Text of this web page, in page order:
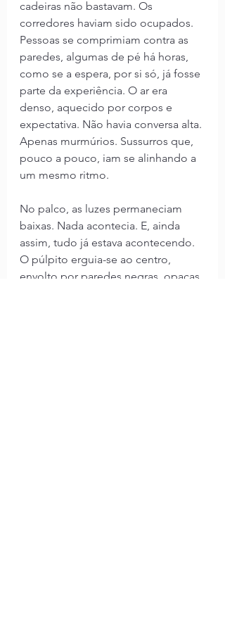
cadeiras não bastavam. Os
corredores haviam sido ocupados.
Pessoas se comprimiam contra as
paredes, algumas de pé há horas,
como se a espera, por si só, já fosse
parte da experiência. O ar era
denso, aquecido por corpos e
expectativa. Não havia conversa alta.
Apenas murmúrios. Sussurros que,
pouco a pouco, iam se alinhando a
um mesmo ritmo.
No palco, as luzes permaneciam
baixas. Nada acontecia. E, ainda
assim, tudo já estava acontecendo.
O púlpito erguia-se ao centro,
envolto por paredes negras, opacas,